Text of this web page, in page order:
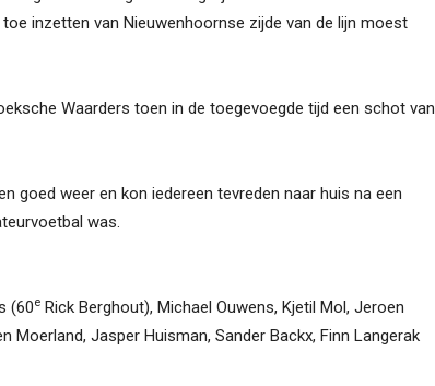
inzetten van Nieuwenhoornse zijde van de lijn moest
Waarders toen in de toegevoegde tijd een schot van
goed weer en kon iedereen tevreden naar huis na een
was.
(60e Rick Berghout), Michael Ouwens, Kjetil Mol, Jeroen
Moerland, Jasper Huisman, Sander Backx, Finn Langerak